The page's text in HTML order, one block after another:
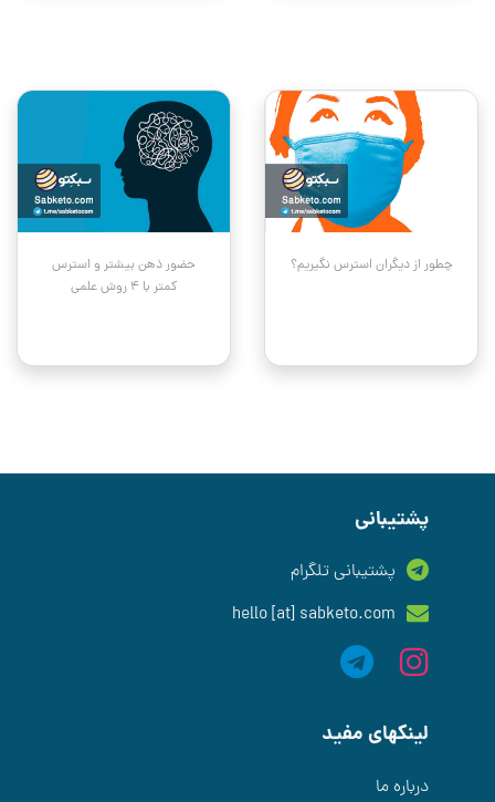
چطور از دیگران استرس نگیریم؟
حضور ذهن بیشتر و استرس
کمتر با ۴ روش علمی
پشتیبانی
پشتیبانی تلگرام
hello [at] sabketo.com
لینکهای مفید
درباره ما